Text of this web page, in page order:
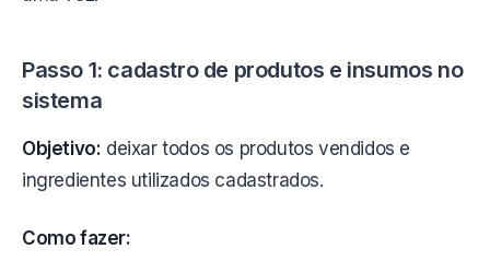
Passo 1: cadastro de produtos e insumos no
sistema
Objetivo: deixar todos os produtos vendidos e
ingredientes utilizados cadastrados.
Como fazer: